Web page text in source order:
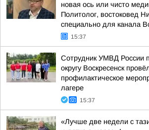
новая ось или чисто
Политолог, востоковед
специально для канала
15:37
Сотрудник УМВД России
округу Воскресенск
профилактическое
лагере
15:37
«Лучше две недели с